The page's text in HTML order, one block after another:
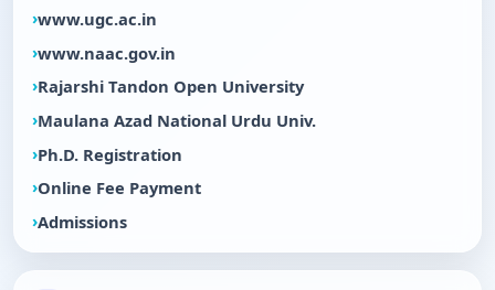
www.ugc.ac.in
www.naac.gov.in
Rajarshi Tandon Open University
Maulana Azad National Urdu Univ.
Ph.D. Registration
Online Fee Payment
Admissions